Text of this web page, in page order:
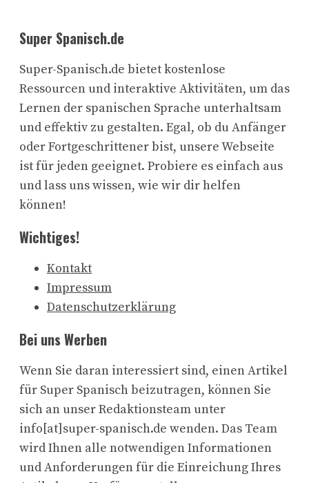
Super Spanisch.de
Super-Spanisch.de bietet kostenlose
Ressourcen und interaktive Aktivitäten, um das
Lernen der spanischen Sprache unterhaltsam
und effektiv zu gestalten. Egal, ob du Anfänger
oder Fortgeschrittener bist, unsere Webseite
ist für jeden geeignet. Probiere es einfach aus
und lass uns wissen, wie wir dir helfen
können!
Wichtiges!
Kontakt
Impressum
Datenschutzerklärung
Bei uns Werben
Wenn Sie daran interessiert sind, einen Artikel
für Super Spanisch beizutragen, können Sie
sich an unser Redaktionsteam unter
info[at]super-spanisch.de wenden. Das Team
wird Ihnen alle notwendigen Informationen
und Anforderungen für die Einreichung Ihres